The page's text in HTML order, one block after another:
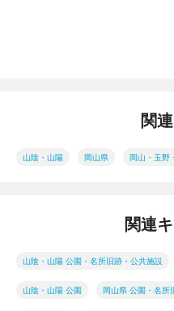
関
山陰・山陽 岡山県 岡山・玉野
関連
山陰・山陽 公園・名所旧跡・公共施設
山陰・山陽 公園 岡山県 公園・名所